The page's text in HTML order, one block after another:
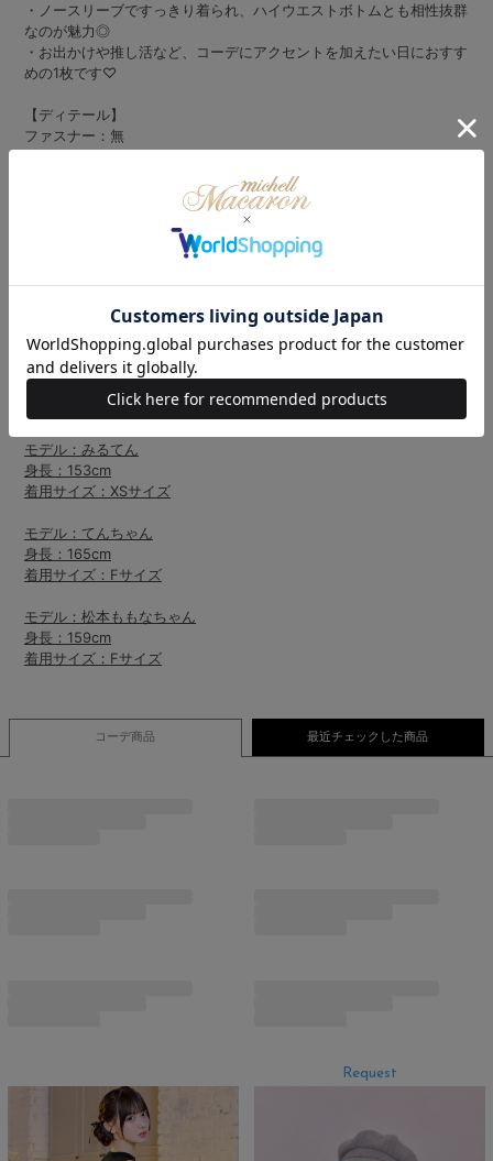
・ノースリーブですっきり着られ、ハイウエストボトムとも相性抜群
なのが魅力◎
・お出かけや推し活など、コーデにアクセントを加えたい日におすす
めの1枚です♡
【ディテール】
ファスナー：無
この製品はニット製品の為、素材の特性上着用頻度により毛玉が出来
る可能性がございます。
洗濯表示含め必ずご確認の上、お取り扱い下さい。
モデル：若林萌々ちゃん
身長：153cm
着用サイズ：XSサイズ
モデル：みるてん
身長：153cm
着用サイズ：XSサイズ
モデル：てんちゃん
身長：165cm
着用サイズ：Fサイズ
モデル：松本ももなちゃん
身長：159cm
着用サイズ：Fサイズ
コーデ商品 最近チェックした商品
Request